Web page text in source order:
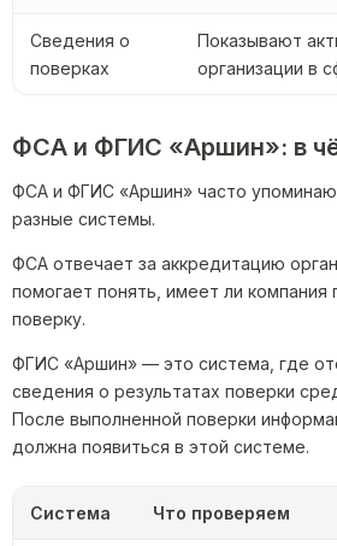
Сведения о
поверках
Показывают
организации в
ФСА и ФГИС «Аршин»: в
ФСА и ФГИС «Аршин» часто
разные системы.
ФСА отвечает за аккредитацию
помогает понять, имеет ли компания
поверку.
ФГИС «Аршин» — это система, где
сведения о результатах поверки
После выполненной поверки
должна появиться в этой системе.
Система Что проверяем